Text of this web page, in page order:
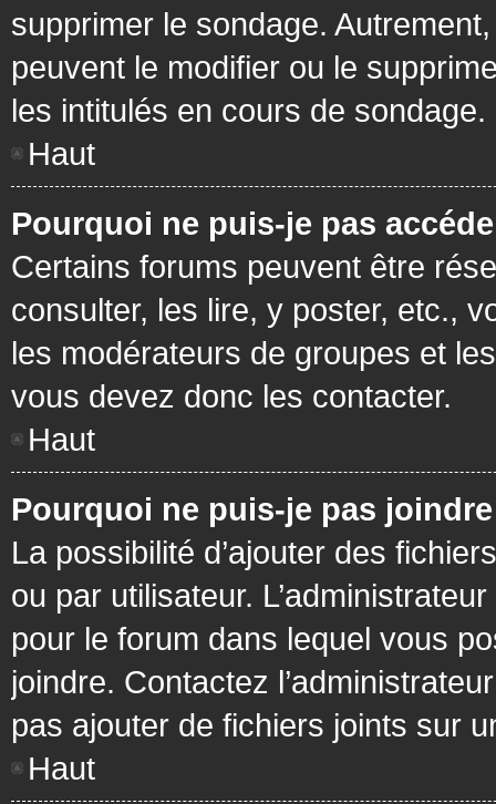
supprimer le sondage.
peuvent le modifier ou le
les intitulés en cours de sondage.
Haut
Pourquoi ne puis-je pas
Certains forums peuvent être
consulter, les lire, y poster, etc.,
les modérateurs de groupes et
vous devez donc les contacter.
Haut
Pourquoi ne puis-je pas
La possibilité d’ajouter des
ou par utilisateur.
pour le forum dans lequel vous
joindre. Contactez
pas ajouter de fichiers joints sur
Haut